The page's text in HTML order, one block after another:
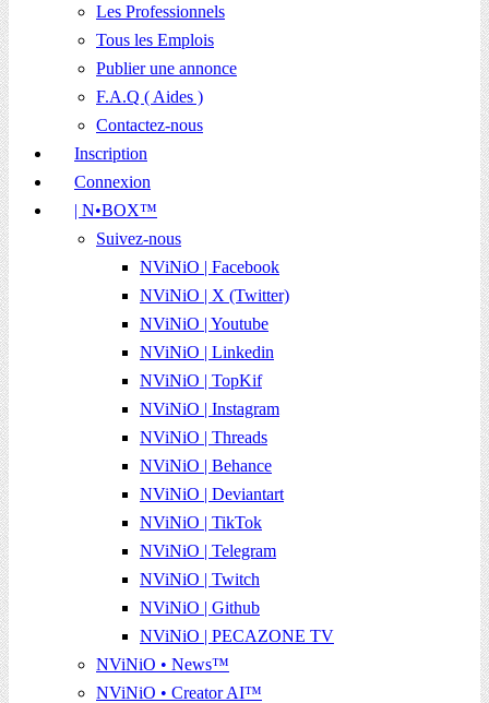
Les Professionnels
Tous les Emplois
Publier une annonce
F.A.Q ( Aides )
Contactez-nous
Inscription
Connexion
| N•BOX™
Suivez-nous
NViNiO | Facebook
NViNiO | X (Twitter)
NViNiO | Youtube
NViNiO | Linkedin
NViNiO | TopKif
NViNiO | Instagram
NViNiO | Threads
NViNiO | Behance
NViNiO | Deviantart
NViNiO | TikTok
NViNiO | Telegram
NViNiO | Twitch
NViNiO | Github
NViNiO | PECAZONE TV
NViNiO • News™
NViNiO • Creator AI™